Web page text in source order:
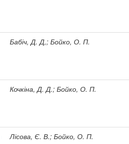
Бабіч, Д. Д,; Бойко, О. П.
Кочкіна, Д. Д.; Бойко, О. П.
Лісова, Є. В.; Бойко, О. П.